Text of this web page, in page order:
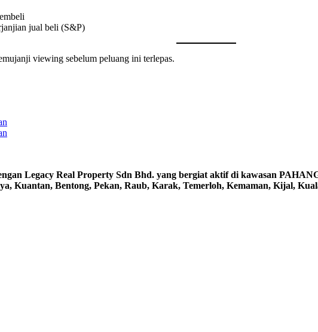
jual beli (S&P)
viewing sebelum peluang ini terlepas.
Legacy Real Property Sdn Bhd. yang bergiat aktif di kawasan
Kuantan, Bentong, Pekan, Raub, Karak, Temerloh, Kemaman, Kijal,